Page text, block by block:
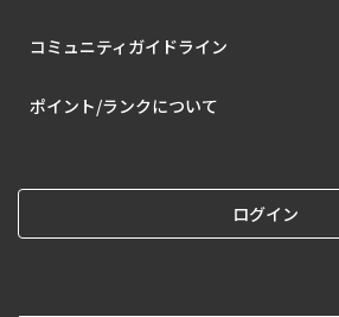
コミュニティガイドライン
ポイント/ランクについて
ログイン